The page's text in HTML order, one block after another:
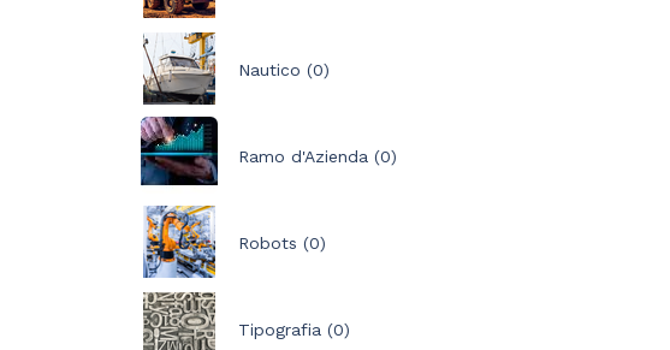
Nautico (0)
Ramo d'Azienda (0)
Robots (0)
Tipografia (0)